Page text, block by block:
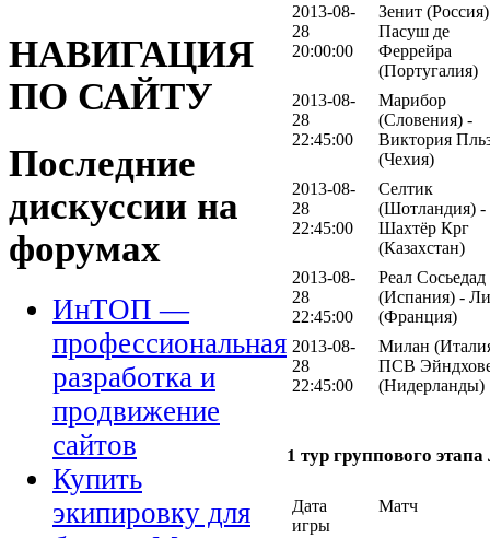
НАВИГАЦИЯ
ПО САЙТУ
Последние
дискуссии на
форумах
ИнТОП —
профессиональная
разработка и
продвижение
сайтов
Купить
экипировку для
2013-08-
28
20:00:00
Зенит
Пасуш де
Феррейра
(Португалия)
2013-08-
28
22:45:00
Марибор
(Словения) -
Виктория
(Чехия)
2013-08-
28
22:45:00
Селтик
(Шотландия) -
Шахтёр Крг
(Казахстан)
2013-08-
28
22:45:00
Реал Сосьедад
(Испания) -
(Франция)
2013-08-
28
22:45:00
Милан
ПСВ
(Нидерланды)
1 тур группового
Дата
игры
Матч